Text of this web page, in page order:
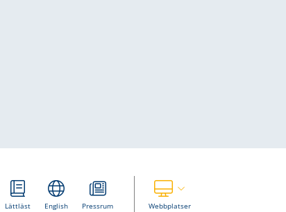
Lättläst English Pressrum WebbplatserVisa våra andra webbplatser